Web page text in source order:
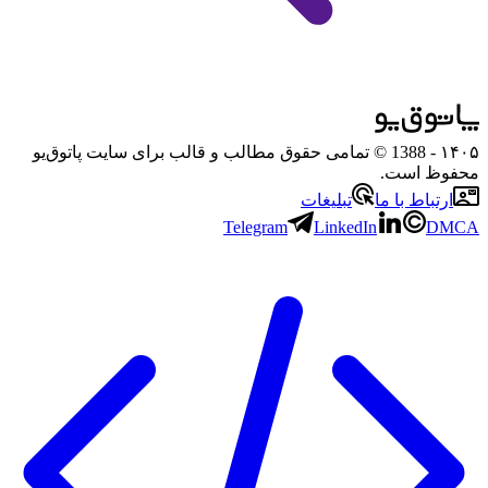
۱۴۰۵
- 1388 © تمامی حقوق مطالب و قالب برای سایت پاتوق‌یو
محفوظ است.
ارتباط با ما
تبلیغات
Telegram
LinkedIn DMCA